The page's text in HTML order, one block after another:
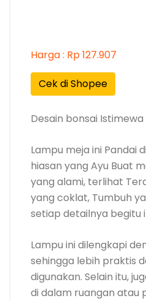
Harga : Rp 127.907
Cek di Shopee
Desain bonsai
Lampu meja ini Pandai
hiasan yang Ayu Buat
yang alami, terlihat
yang coklat, Tumbuh
setiap detailnya begitu
Lampu ini dilengkapi
sehingga lebih praktis
digunakan. Selain itu,
di dalam ruangan atau